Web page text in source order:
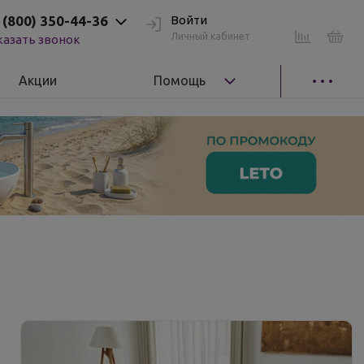
(800) 350-44-36
звонок
Войти
Личный кабинет
Акции Помощь